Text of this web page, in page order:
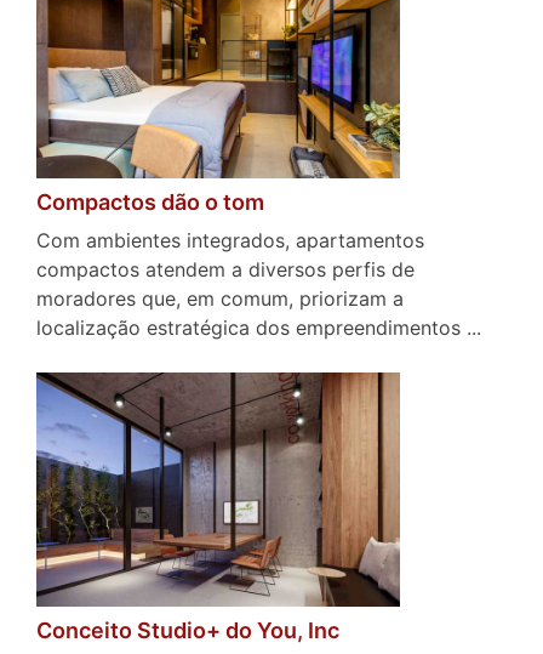
Compactos dão o tom
Com ambientes integrados, apartamentos
compactos atendem a diversos perfis de
moradores que, em comum, priorizam a
localização estratégica dos empreendimentos ...
Conceito Studio+ do You, Inc